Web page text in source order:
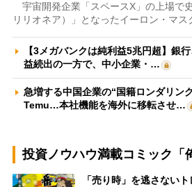
宇宙開発企業「スペースX」の上場で
リリオネア）」となったイーロン・マ
【3メガバンクは純利益5兆円超】銀
益続出の一方で、中小企業・…
急増する中国企業の“国籍ロンダリン
Temu…本社機能を海外に移転させ…
投資ノウハウ満載コミック「
「売り時」を逃さない